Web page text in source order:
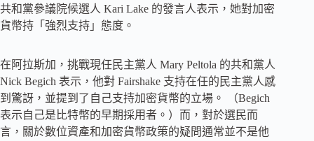
共和黨參議院候選人 Kari Lake 的發言人表示，她對加密
貨幣持「強烈支持」態度。
在阿拉斯加，挑戰現任民主黨人 Mary Peltola 的共和黨人
Nick Begich 表示，他對 Fairshake 支持在任的民主黨人感
到驚訝，並提到了自己支持加密貨幣的立場。 （Begich
表示自己是比特幣的早期採用者。）而，對於選民而
言，關於數位資產和加密貨幣政策的疑問通常並不是他